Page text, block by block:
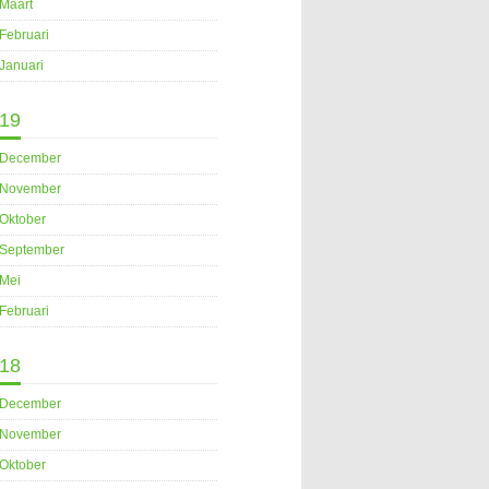
Maart
Februari
Januari
December
November
Oktober
September
Mei
Februari
December
November
Oktober